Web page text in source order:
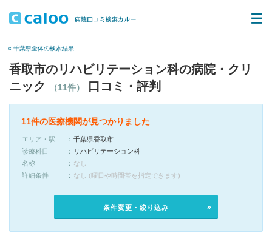
« 千葉県全体の検索結果
香取市のリハビリテーション科の病院・クリ
ニック
（11件） 口コミ・評判
11件の医療機関が見つかりました
エリア・駅
千葉県香取市
診療科目
リハビリテーション科
名称
なし
詳細条件
なし (曜日や時間帯を指定できます)
条件変更・絞り込み